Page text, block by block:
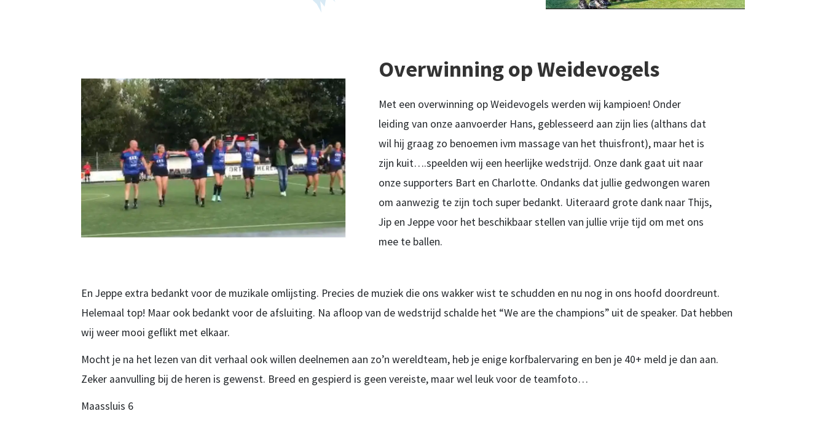
Overwinning op Weidevogels
Met een overwinning op Weidevogels werden wij kampioen! Onder
leiding van onze aanvoerder Hans, geblesseerd aan zijn lies (althans dat
wil hij graag zo benoemen ivm massage van het thuisfront), maar het is
zijn kuit….speelden wij een heerlijke wedstrijd. Onze dank gaat uit naar
onze supporters Bart en Charlotte. Ondanks dat jullie gedwongen waren
om aanwezig te zijn toch super bedankt. Uiteraard grote dank naar Thijs,
Jip en Jeppe voor het beschikbaar stellen van jullie vrije tijd om met ons
mee te ballen.
En Jeppe extra bedankt voor de muzikale omlijsting. Precies de muziek die ons wakker wist te schudden en nu nog in ons hoofd doordreunt.
Helemaal top! Maar ook bedankt voor de afsluiting. Na afloop van de wedstrijd schalde het “We are the champions” uit de speaker. Dat hebben
wij weer mooi geflikt met elkaar.
Mocht je na het lezen van dit verhaal ook willen deelnemen aan zo’n wereldteam, heb je enige korfbalervaring en ben je 40+ meld je dan aan.
Zeker aanvulling bij de heren is gewenst. Breed en gespierd is geen vereiste, maar wel leuk voor de teamfoto…
Maassluis 6